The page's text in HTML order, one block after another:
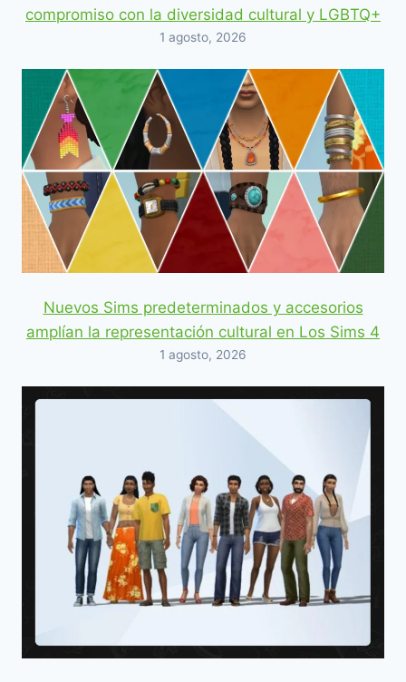
compromiso con la diversidad cultural y LGBTQ+
1 agosto, 2026
Nuevos Sims predeterminados y accesorios
amplían la representación cultural en Los Sims 4
1 agosto, 2026